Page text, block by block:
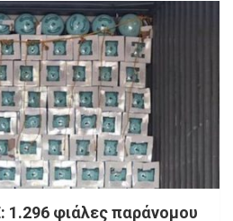
1.296 φιάλες παράνομου